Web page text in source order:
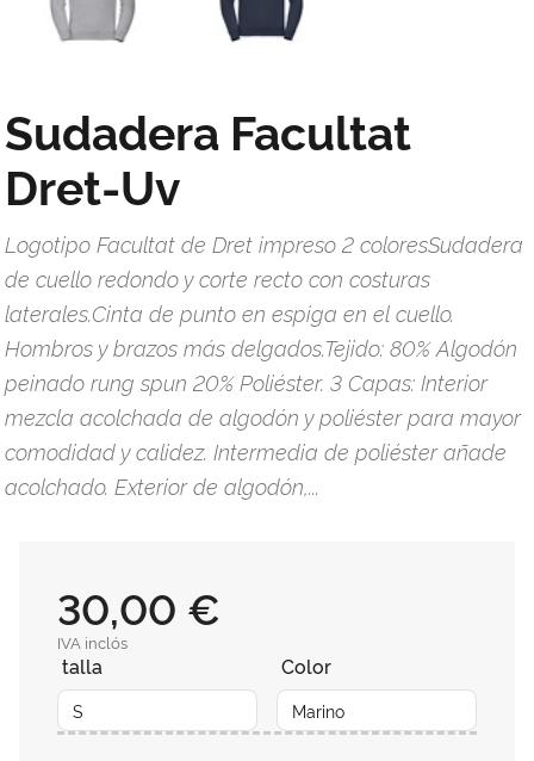
Sudadera Facultat
Dret-Uv
Logotipo Facultat de Dret impreso 2 coloresSudadera
de cuello redondo y corte recto con costuras
laterales.Cinta de punto en espiga en el cuello.
Hombros y brazos más delgados.Tejido: 80% Algodón
peinado rung spun 20% Poliéster. 3 Capas: Interior
mezcla acolchada de algodón y poliéster para mayor
comodidad y calidez. Intermedia de poliéster añade
acolchado. Exterior de algodón,...
30,00 €
IVA inclós
talla Color